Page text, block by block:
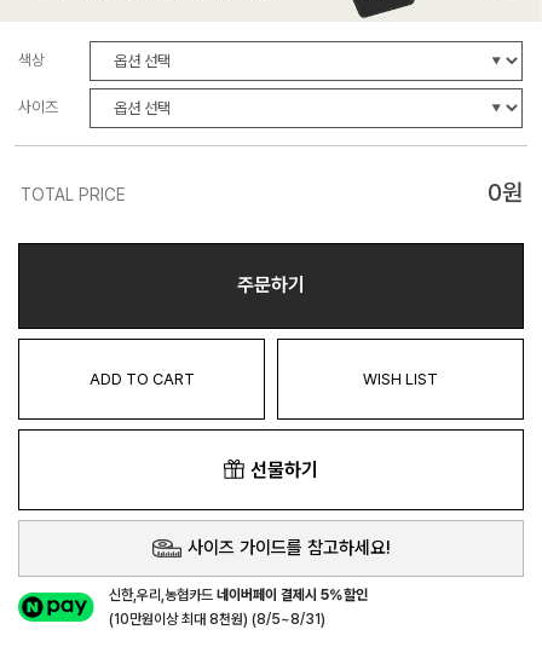
색상
사이즈
TOTAL PRICE 0원
주문하기
ADD TO CART WISH LIST
선물하기
사이즈 가이드를 참고하세요!
신한,우리,농협카드네이버페이 결제시 5%할인
(10만원이상 최대 8천원) (8/5~8/31)